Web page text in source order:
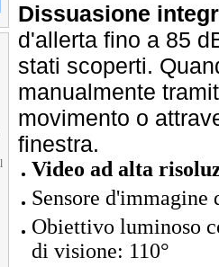
Dissuasione
d'allerta fino a 85
stati scoperti.
manualmente
movimento o
finestra.
Video ad alta
Sensore d'immagine
Obiettivo luminoso
di visione: 110°